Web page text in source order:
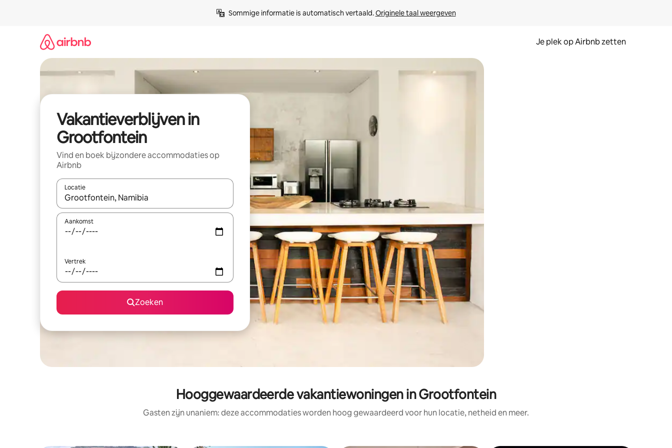
Sommige informatie is automatisch vertaald. Originele taal weergeven
Je plek op Airbnb zetten
Vakantieverblijven in
Grootfontein
Vind en boek bijzondere accommodaties op
Airbnb
Locatie
Wanneer er resultaten beschikbaar zijn, maak je een keuze met je de pijltjestoetsen omhoog en omlaag, óf door te tikken of swipen.
Aankomst
Vertrek
Zoeken
Hooggewaardeerde vakantiewoningen in Grootfontein
Gasten zijn unaniem: deze accommodaties worden hoog gewaardeerd voor hun locatie, netheid en meer.